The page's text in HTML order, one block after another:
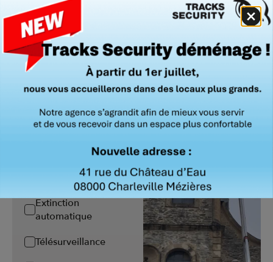
Conception
Installation
Maintenance
Vidéoprotection
Contrôle d'accès
Détection incendie
Extinction
automatique
Télésurveillance